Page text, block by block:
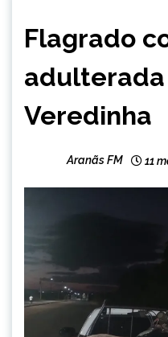
GERAIS
NOTÍCIAS
Flagrado
adulterada
Veredinha
Aranãs FM 11